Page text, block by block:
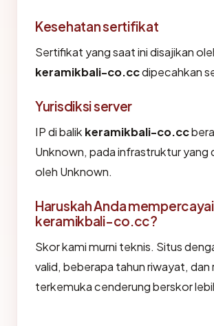
Kesehatan sertifikat
Sertifikat yang saat ini disajikan
keramikbali-co.ccdipecahkan
Yurisdiksi server
IP di balik keramikbali-co.cc
Unknown, pada infrastruktur yang
oleh Unknown.
Haruskah Anda mempercayai
keramikbali-co.cc?
Skor kami murni teknis. Situs
valid, beberapa tahun riwayat, dan
terkemuka cenderung berskor